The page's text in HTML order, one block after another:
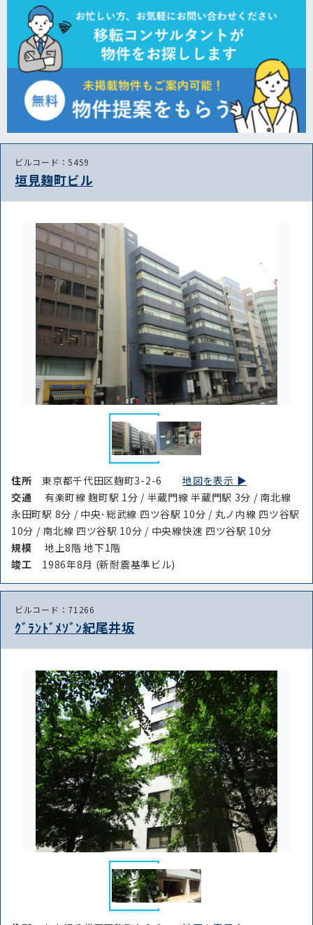
ビルコード：5459
垣見麹町ビル
住所東京都千代田区麹町3-2-6地図を表示 ▶︎
交通
有楽町線 麹町駅 1分 / 半蔵門線 半蔵門駅 3分 / 南北線
永田町駅 8分 / 中央･総武線 四ツ谷駅 10分 / 丸ノ内線 四ツ谷駅
10分 / 南北線 四ツ谷駅 10分 / 中央線快速 四ツ谷駅 10分
規模
地上8階 地下1階
竣⼯ 1986年8月 (新耐震基準ビル)
ビルコード：71266
ｸﾞﾗﾝﾄﾞﾒｿﾞﾝ紀尾井坂